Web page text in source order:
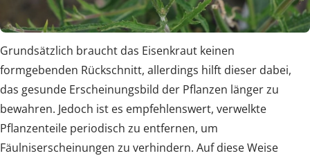
Grundsätzlich braucht das Eisenkraut keinen
formgebenden Rückschnitt, allerdings hilft dieser dabei,
das gesunde Erscheinungsbild der Pflanzen länger zu
bewahren. Jedoch ist es empfehlenswert, verwelkte
Pflanzenteile periodisch zu entfernen, um
Fäulniserscheinungen zu verhindern. Auf diese Weise